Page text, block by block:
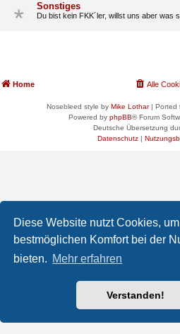
Diese Website nutzt Cookies,
bestmöglichen Komfort bei der
bieten. Mehr erfahren
Verstanden!
Sonstiges
Du bist kein FKK´ler, willst uns aber was
Home Alle
Nosebleed style by Mike Lothar| Ported
Powered by phpBB® Forum
Deutsche Übersetzung
Datenschutz|